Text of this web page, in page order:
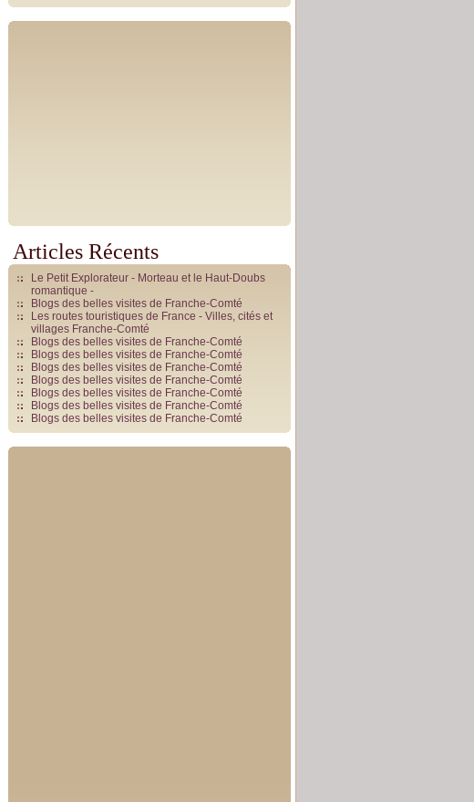
Articles Récents
Le Petit Explorateur - Morteau et le Haut-Doubs
romantique -
Blogs des belles visites de Franche-Comté
Les routes touristiques de France - Villes, cités et
villages Franche-Comté
Blogs des belles visites de Franche-Comté
Blogs des belles visites de Franche-Comté
Blogs des belles visites de Franche-Comté
Blogs des belles visites de Franche-Comté
Blogs des belles visites de Franche-Comté
Blogs des belles visites de Franche-Comté
Blogs des belles visites de Franche-Comté